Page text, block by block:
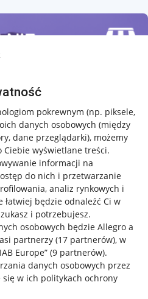
pokrewnym (np. piksele,
danych osobowych (między
dane przeglądarki), możemy
Ciebie wyświetlane treści.
informacji na
do nich i przetwarzanie
analiz rynkowych i
łatwiej będzie odnaleźć Ci w
i potrzebujesz.
osobowych będzie Allegro a
partnerzy (17 partnerów), w
Europe” (9 partnerów).
danych osobowych przez
w ich politykach ochrony